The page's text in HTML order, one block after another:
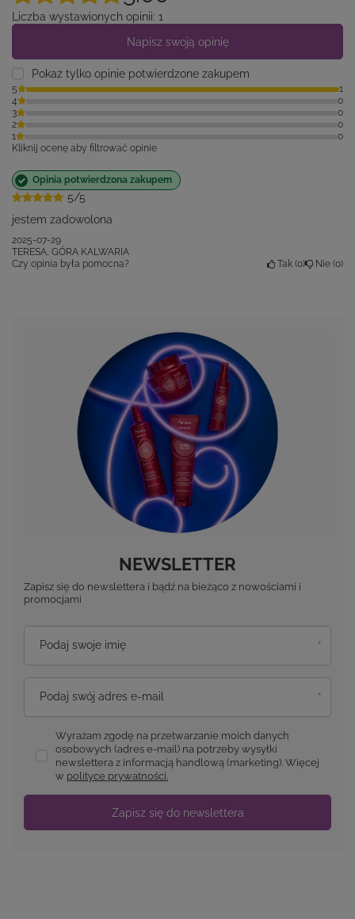
Liczba wystawionych opinii: 1
Napisz swoją opinię
Pokaż tylko opinie potwierdzone zakupem
5
1
4
0
3
0
2
0
1
0
Kliknij ocenę aby filtrować opinie
5/5
Opinia potwierdzona zakupem
jestem zadowolona
2025-07-29
TERESA, GÓRA KALWARIA
Czy opinia była pomocna?
Tak 0 Nie 0
NEWSLETTER
Zapisz się do newslettera i bądź na bieżąco z nowościami i
promocjami
Podaj swoje imię
Podaj swój adres e-mail
Wyrażam zgodę na przetwarzanie moich danych
osobowych (adres e-mail) na potrzeby wysyłki
newslettera z informacją handlową (marketing). Więcej
w polityce prywatności.
Zapisz się do newslettera